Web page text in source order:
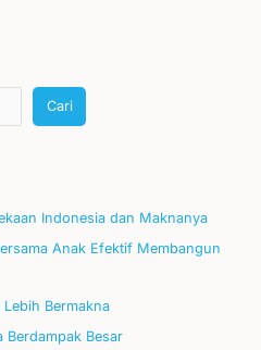
Cari
Indonesia dan Maknanya
Anak Efektif Membangun
Bermakna
Berdampak Besar